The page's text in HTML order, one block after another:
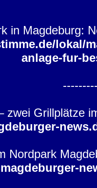
in Magdeburg:
lokal/
anlage-fur-
zwei Grillplätze
Nordpark